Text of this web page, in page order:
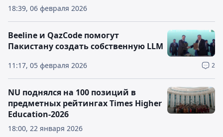
18:39, 06 февраля 2026
11:17, 05 февраля 2026 2
Beeline и QazCode помогут
Пакистану создать собственную LLM
18:00, 22 января 2026
NU поднялся на 100 позиций в
предметных рейтингах Times Higher
Education-2026